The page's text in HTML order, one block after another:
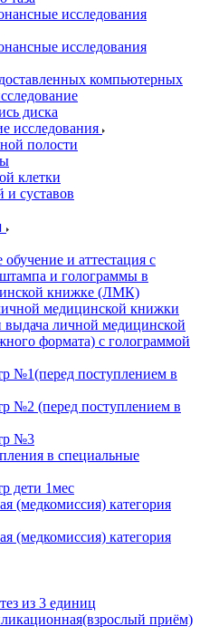
исследования
исследования
компьютерных
диска
исследования
полости
клетки
и суставов
обучение и аттестация с
и голограммы в
книжке (ЛМК)
медицинской книжки
личной медицинской
формата) с голограммой
№1(перед поступлением в
№2 (перед поступлением в
№3
в специальные
дети 1мес
(медкомиссия) категория
(медкомиссия) категория
из 3 единиц
приём)